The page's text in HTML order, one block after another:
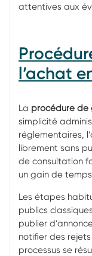
attentives aux
l’achat
La procédure de
simplicité
réglementaires,
librement sans
de consultation
un gain de
Les étapes
publics
publier
notifier des
processus se